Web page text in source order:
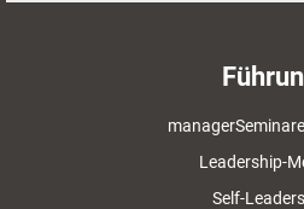
Leadership-
Self-